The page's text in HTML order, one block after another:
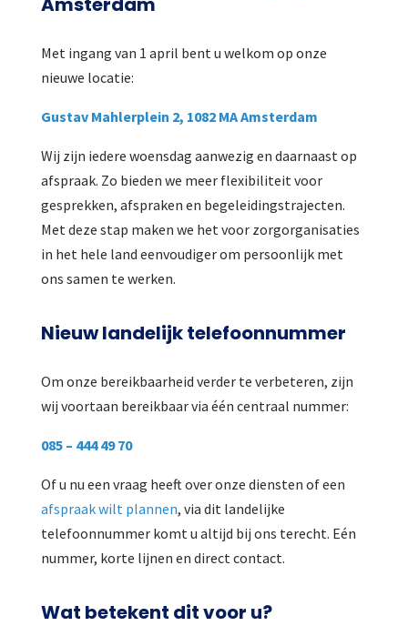
Met ingang van 1 april bent u welkom op onze
nieuwe locatie:
Gustav Mahlerplein 2, 1082 MA Amsterdam
Wij zijn iedere woensdag aanwezig en daarnaast op
afspraak. Zo bieden we meer flexibiliteit voor
gesprekken, afspraken en begeleidingstrajecten.
Met deze stap maken we het voor zorgorganisaties
in het hele land eenvoudiger om persoonlijk met
ons samen te werken.
Nieuw landelijk telefoonnummer
Om onze bereikbaarheid verder te verbeteren, zijn
wij voortaan bereikbaar via één centraal nummer:
085 – 444 49 70
Of u nu een vraag heeft over onze diensten of een
afspraak wilt plannen, via dit landelijke
telefoonnummer komt u altijd bij ons terecht. Eén
nummer, korte lijnen en direct contact.
Wat betekent dit voor u?